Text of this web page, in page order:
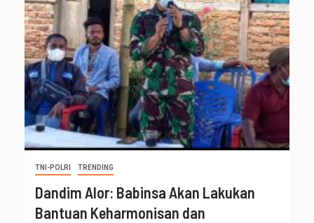
TNI-POLRI TRENDING
Dandim Alor: Babinsa Akan Lakukan
Bantuan Keharmonisan dan